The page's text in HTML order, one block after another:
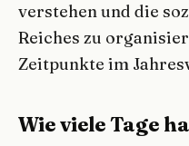
verstehen und die
Reiches zu
Zeitpunkte im
Wie viele Tage